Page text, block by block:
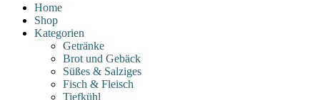
Home
Shop
Kategorien
Getränke
Brot und Gebäck
Süßes & Salziges
Fisch & Fleisch
Tiefkühl